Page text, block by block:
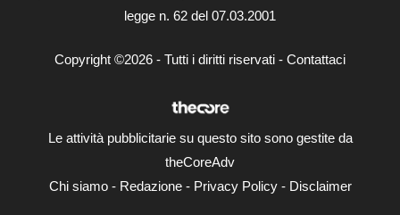
legge n. 62 del 07.03.2001
Copyright ©2026 - Tutti i diritti riservati - Contattaci
Le attività pubblicitarie su questo sito sono gestite da
theCoreAdv
Chi siamo- Redazione- Privacy Policy- Disclaimer